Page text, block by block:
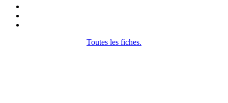
Toutes les fiches.